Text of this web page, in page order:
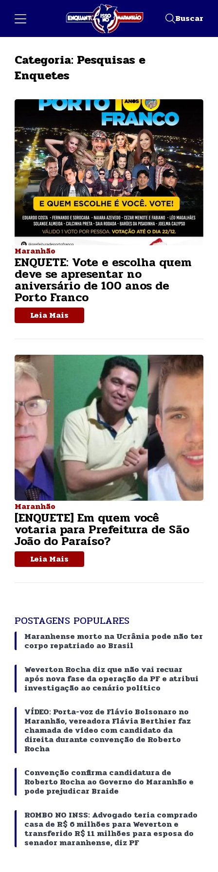
Buscar
Categoria: Pesquisas e
Enquetes
Maranhão
ENQUETE: Vote e escolha quem
deve se apresentar no
aniversário de 100 anos de
Porto Franco
Leia Mais
Maranhão
[ENQUETE] Em quem você
votaria para Prefeitura de São
João do Paraíso?
Leia Mais
POSTAGENS POPULARES
Maranhense morto na Ucrânia pode não ter
corpo repatriado ao Brasil
Weverton Rocha diz que não vai recuar
após nova fase da operação da PF e atribui
investigação ao cenário político
VÍDEO: Porta-voz de Flávio Bolsonaro no
Maranhão, vereadora Flávia Berthier faz
chamada de vídeo com candidato da
direita durante convenção de Roberto
Rocha
Convenção confirma candidatura de
Roberto Rocha ao Governo do Maranhão e
pode prejudicar Braide
ROMBO NO INSS: Advogado teria comprado
casa de R$ 6 milhões para Weverton e
transferido R$ 11 milhões para esposa do
senador maranhense, diz PF